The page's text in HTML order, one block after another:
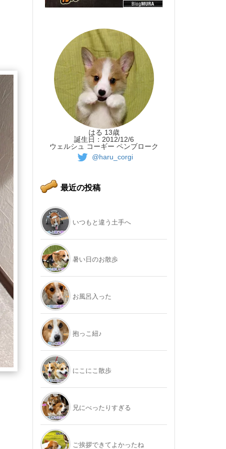
はる 13歳
誕生日：2012/12/6
ウェルシュ コーギー ペンブローク
@haru_corgi
最近の投稿
いつもと違う土手へ
暑い日のお散歩
お風呂入った
抱っこ紐♪
にこにこ散歩
兄にべったりすぎる
ご挨拶できてよかったね